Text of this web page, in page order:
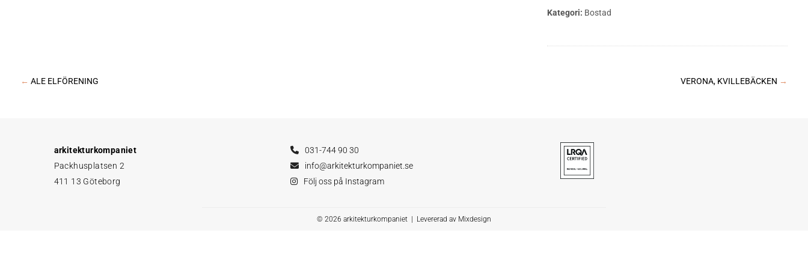
Kategori: Bostad
← ALE ELFÖRENING VERONA, KVILLEBÄCKEN →
arkitekturkompaniet
Packhusplatsen 2
411 13 Göteborg
031-744 90 30
info@arkitekturkompaniet.se
Följ oss på Instagram
© 2026 arkitekturkompaniet | Levererad av Mixdesign